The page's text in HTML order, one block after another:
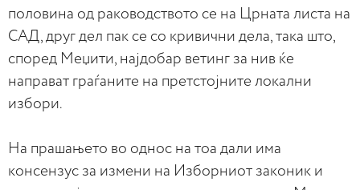
половина од раководството се на Црната листа на
САД, друг дел пак се со кривични дела, така што,
според Меџити, најдобар ветинг за нив ќе
направат граѓаните на претстојните локални
избори.
На прашањето во однос на тоа дали има
консензус за измени на Изборниот законик и